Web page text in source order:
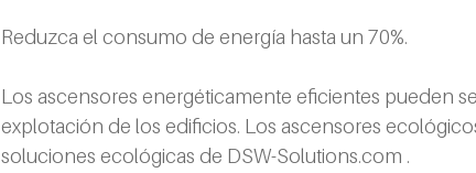
Reduzca el consumo de energía hasta un 70%.
Los ascensores energéticamente eficientes pueden
explotación de los edificios. Los ascensores
soluciones ecológicas de DSW-Solutions.com .